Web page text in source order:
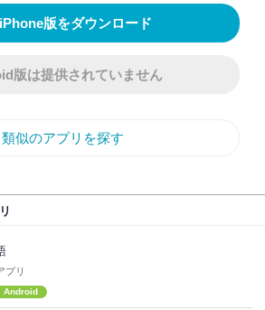
iPhone版をダウンロード
版は提供されていません
類似のアプリを探す
プリ
Android